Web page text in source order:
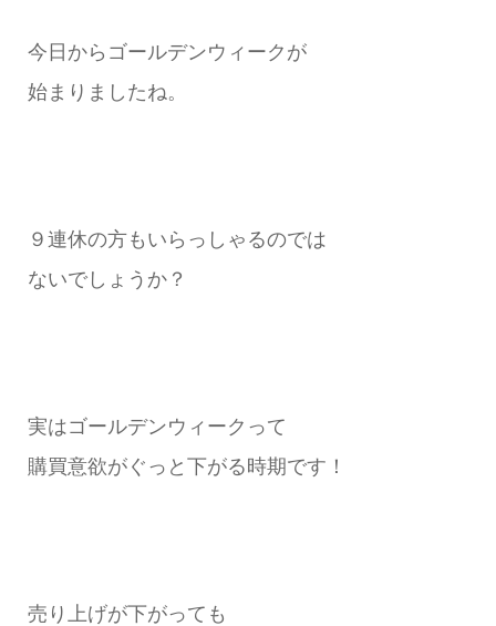
今日からゴールデンウィークが
始まりましたね。
９連休の方もいらっしゃるのでは
ないでしょうか？
実はゴールデンウィークって
購買意欲がぐっと下がる時期です！
売り上げが下がっても